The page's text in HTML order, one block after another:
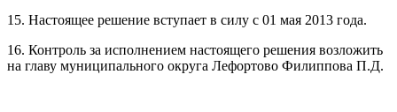
15. Настоящее решение вступает в силу с 01 мая 2013 года.
16. Контроль за исполнением настоящего решения возложить
на главу муниципального округа Лефортово Филиппова П.Д.